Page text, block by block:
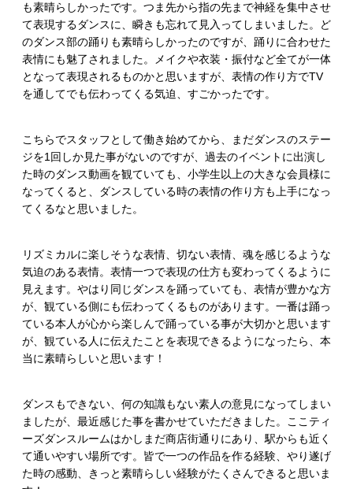
も素晴らしかったです。つま先から指の先まで神経を集中させ
て表現するダンスに、瞬きも忘れて見入ってしまいました。ど
のダンス部の踊りも素晴らしかったのですが、踊りに合わせた
表情にも魅了されました。メイクや衣装・振付など全てが一体
となって表現されるものかと思いますが、表情の作り方でTV
を通してでも伝わってくる気迫、すごかったです。
こちらでスタッフとして働き始めてから、まだダンスのステー
ジを1回しか見た事がないのですが、過去のイベントに出演し
た時のダンス動画を観ていても、小学生以上の大きな会員様に
なってくると、ダンスしている時の表情の作り方も上手になっ
てくるなと思いました。
リズミカルに楽しそうな表情、切ない表情、魂を感じるような
気迫のある表情。表情一つで表現の仕方も変わってくるように
見えます。やはり同じダンスを踊っていても、表情が豊かな方
が、観ている側にも伝わってくるものがあります。一番は踊っ
ている本人が心から楽しんで踊っている事が大切かと思います
が、観ている人に伝えたことを表現できるようになったら、本
当に素晴らしいと思います！
ダンスもできない、何の知識もない素人の意見になってしまい
ましたが、最近感じた事を書かせていただきました。ここティ
ーズダンスルームはかしまだ商店街通りにあり、駅からも近く
て通いやすい場所です。皆で一つの作品を作る経験、やり遂げ
た時の感動、きっと素晴らしい経験がたくさんできると思いま